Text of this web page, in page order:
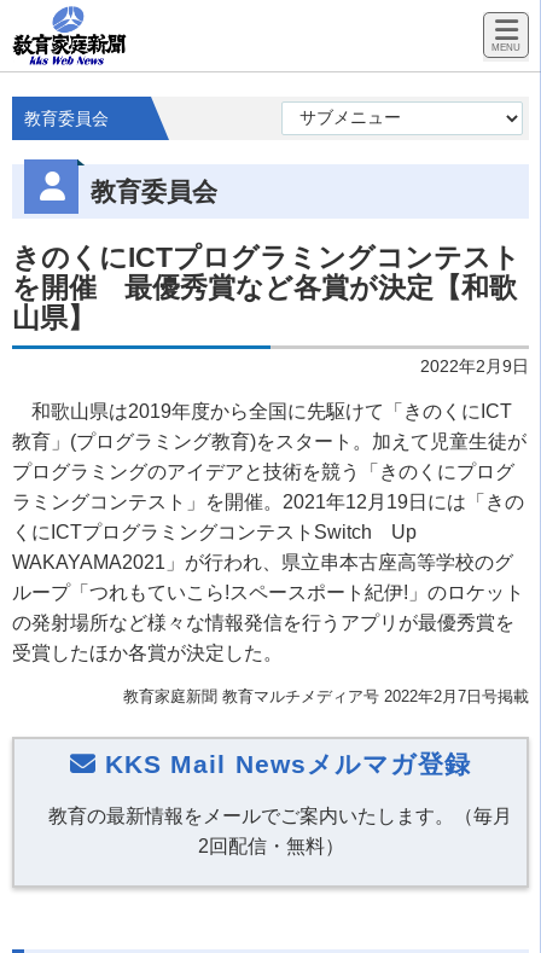
教育委員会
教育委員会
きのくにICTプログラミングコンテスト
を開催 最優秀賞など各賞が決定【和歌
山県】
2022年2月9日
和歌山県は2019年度から全国に先駆けて「きのくにICT
教育」(プログラミング教育)をスタート。加えて児童生徒が
プログラミングのアイデアと技術を競う「きのくにプログ
ラミングコンテスト」を開催。2021年12月19日には「きの
くにICTプログラミングコンテストSwitch Up
WAKAYAMA2021」が行われ、県立串本古座高等学校のグ
ループ「つれもていこら!スペースポート紀伊!」のロケット
の発射場所など様々な情報発信を行うアプリが最優秀賞を
受賞したほか各賞が決定した。
教育家庭新聞 教育マルチメディア号 2022年2月7日号掲載
KKS Mail Newsメルマガ登録
教育の最新情報をメールでご案内いたします。（毎月
2回配信・無料）